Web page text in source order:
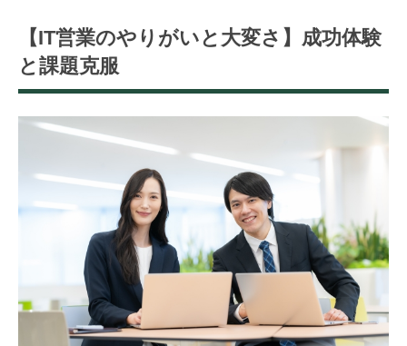
【IT営業のやりがいと大変さ】成功体験
と課題克服